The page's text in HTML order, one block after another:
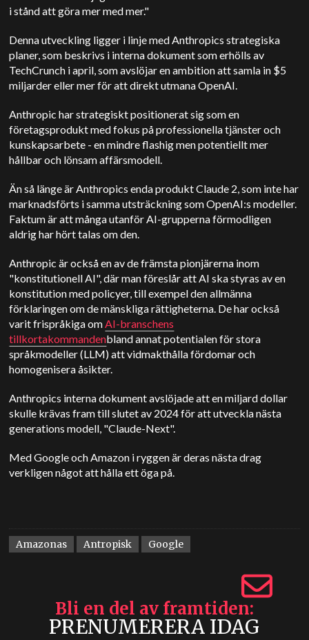
i stånd att göra mer med mer."
Denna utveckling ligger i linje med Anthropics strategiska
planer, som beskrivs i interna dokument som erhölls av
TechCrunch i april, som avslöjar en ambition att samla in $5
miljarder eller mer för att direkt utmana OpenAI.
Anthropic har strategiskt positionerat sig som en
företagsprodukt med fokus på professionella tjänster och
kunskapsarbete - en mindre flashig men potentiellt mer
hållbar och lönsam affärsmodell.
Än så länge är Anthropics enda produkt Claude 2, som inte har
marknadsförts i samma utsträckning som OpenAI:s modeller.
Faktum är att många utanför AI-grupperna förmodligen
aldrig har hört talas om den.
Anthropic är också en av de främsta pionjärerna inom
"konstitutionell AI", där man föreslår att AI ska styras av en
konstitution med policyer, till exempel den allmänna
förklaringen om de mänskliga rättigheterna. De har också
varit frispråkiga omAI-branschens
tillkortakommandenbland annat potentialen för stora
språkmodeller (LLM) att vidmakthålla fördomar och
homogenisera åsikter.
Anthropics interna dokument avslöjade att en miljard dollar
skulle krävas fram till slutet av 2024 för att utveckla nästa
generations modell, "Claude-Next".
Med Google och Amazon i ryggen är deras nästa drag
verkligen något att hålla ett öga på.
Amazonas Antropisk Google
Bli en del av framtiden
PRENUMERERA IDAG